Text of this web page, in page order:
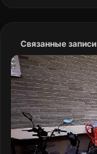
Связанные записи